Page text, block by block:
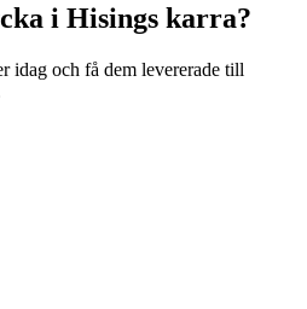
i Hisings karra?
idag och få dem levererade till